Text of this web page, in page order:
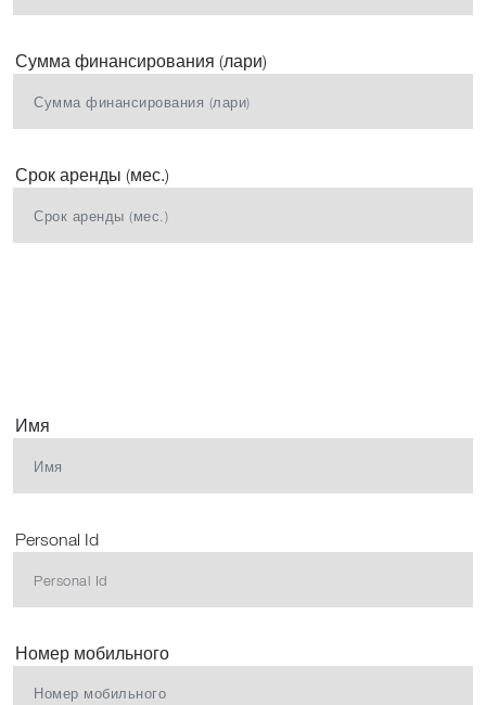
Сумма финансирования (лари)
Срок аренды (мес.)
Имя
Personal Id
Номер мобильного